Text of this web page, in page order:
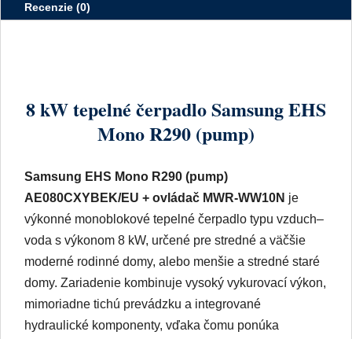
Recenzie (0)
8 kW tepelné čerpadlo Samsung EHS
Mono R290 (pump)
Samsung EHS Mono R290 (pump)
AE080CXYBEK/EU + ovládač MWR-WW10N je
výkonné monoblokové tepelné čerpadlo typu vzduch–
voda s výkonom 8 kW, určené pre stredné a väčšie
moderné rodinné domy, alebo menšie a stredné staré
domy. Zariadenie kombinuje vysoký vykurovací výkon,
mimoriadne tichú prevádzku a integrované
hydraulické komponenty, vďaka čomu ponúka